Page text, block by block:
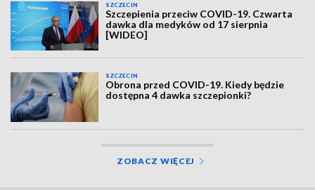
SZCZECIN
Szczepienia przeciw COVID-19. Czwarta
dawka dla medyków od 17 sierpnia
[WIDEO]
SZCZECIN
Obrona przed COVID-19. Kiedy będzie
dostępna 4 dawka szczepionki?
ZOBACZ WIĘCEJ